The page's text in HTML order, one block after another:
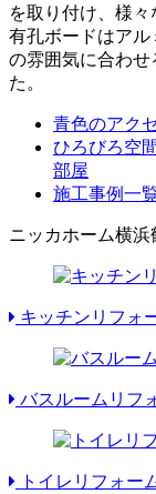
を取り付け、様々
有孔ボードはア
の雰囲気に合わせ
た。
青色のアク
ひろびろ空
部屋
施工事例一
ニッカホーム横浜
キッチンリフォ
バスルームリフ
トイレリフォー